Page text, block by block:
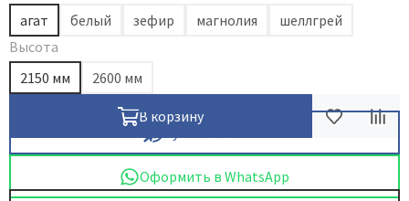
агат
белый зефир магнолия
шеллгрей
Высота
2150 мм
2600 мм
В корзину
Оформить в WhatsApp